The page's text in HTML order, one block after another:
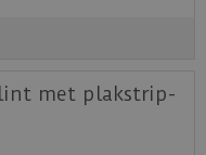
met plakstrip-